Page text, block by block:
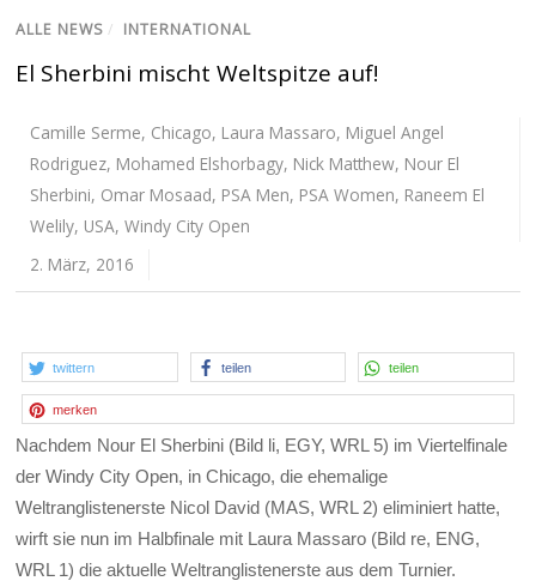
ALLE NEWS / INTERNATIONAL
El Sherbini mischt Weltspitze auf!
Camille Serme, Chicago, Laura Massaro, Miguel Angel
Rodriguez, Mohamed Elshorbagy, Nick Matthew, Nour El
Sherbini, Omar Mosaad, PSA Men, PSA Women, Raneem El
Welily, USA,Windy City Open
2. März, 2016
twittern teilen teilen
merken
Nachdem Nour El Sherbini (Bild li, EGY, WRL 5) im Viertelfinale
der Windy City Open, in Chicago, die ehemalige
Weltranglistenerste Nicol David (MAS, WRL 2) eliminiert hatte,
wirft sie nun im Halbfinale mit Laura Massaro (Bild re, ENG,
WRL 1) die aktuelle Weltranglistenerste aus dem Turnier.